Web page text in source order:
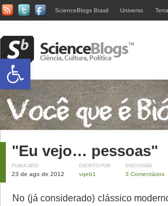
ScienceBlogs Brasil Universo Terra
"Eu vejo… pessoas"
PUBLICADO
23 de ago de 2012
ESCRITO POR
vqeb1
DISCUSSÃO
3 Comentários
No (já considerado) clássico
Abrir a barra de